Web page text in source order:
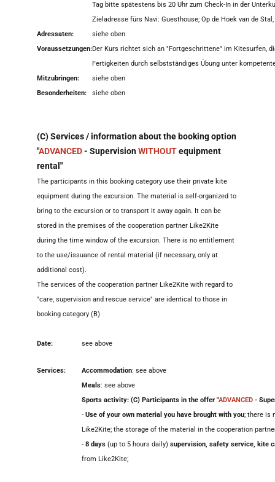
Tag bitte spätestens bis 20 Uhr zum Check-In in der
Zieladresse fürs Navi: Guesthouse; Op de Hoek van de
Adressaten:
siehe oben
Voraussetzungen:Der Kurs richtet sich an "Fortgeschrittene" im Kitesurfen,
Fertigkeiten durch selbstständiges Übung unter
Mitzubringen:
siehe oben
Besonderheiten:
siehe oben
(C) Services / information about the booking option
"ADVANCED- SupervisionWITHOUTequipment
rental"
The participants in this booking category use their private kite
equipment during the excursion. The material is self-organized to
bring to the excursion or to transport it away again. It can be
stored in the premises of the cooperation partner Like2Kite
during the time window of the excursion. There is no entitlement
to the use/issuance of rental material (if necessary, only at
additional cost).
The services of the cooperation partner Like2Kite with regard to
"care, supervision and rescue service" are identical to those in
booking category (B)
Date: see above
Services: Accommodation: see above
Meals: see above
Sports activity: (C) Participants in the offer "ADVANCED -
- Use of your own material you have brought with you; there is
Like2Kite; the storage of the material in the cooperation
- 8 days (up to 5 hours daily) supervision, safety service, kite
from Like2Kite;